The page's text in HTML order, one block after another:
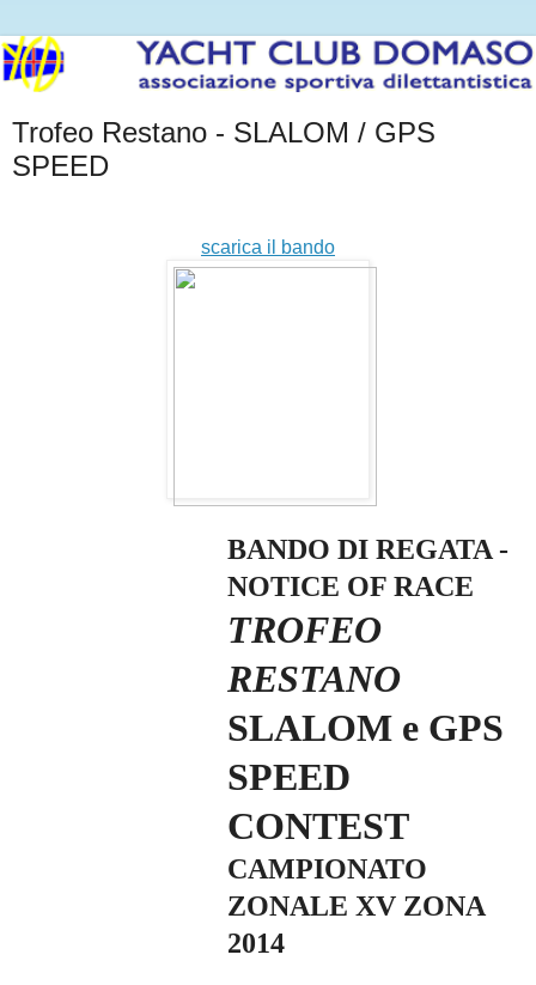
Trofeo Restano - SLALOM / GPS
SPEED
scarica il bando
BANDO DI REGATA -
NOTICE OF RACE
TROFEO
RESTANO
SLALOM e GPS
SPEED
CONTEST
CAMPIONATO
ZONALE XV ZONA
2014